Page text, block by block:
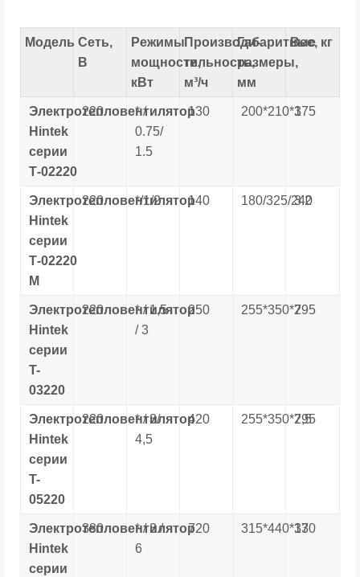
Модель Сеть,
В
Режимы
мощности,
кВт
Производи-
тельность,
м³/ч
Габаритные
размеры,
мм
Вес, кг
Электротепловентилятор
Hintek
серии
Т-02220
220
* /
0.75/
1.5
130 200*210*175
3
Электротепловентилятор
Hintek
серии
Т-02220
М
220 */1/2 140 180/325/240
3.2
Электротепловентилятор
Hintek
серии
T-
03220
220
* / 1,5
/ 3
250 255*350*295
7
Электротепловентилятор
Hintek
серии
T-
05220
220
* / 3/
4,5
420 255*350*295
7,5
Электротепловентилятор
Hintek
серии
380
* / 3 /
6
720 315*440*370
13